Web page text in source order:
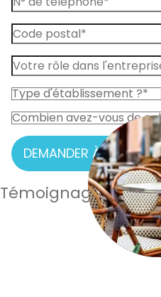
DEMANDER À ÊTRE
Témoignages de